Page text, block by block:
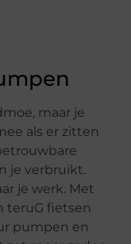
maar je
als er zitten
je verbruikt.
je werk. Met
teruG fietsen
pumpen en